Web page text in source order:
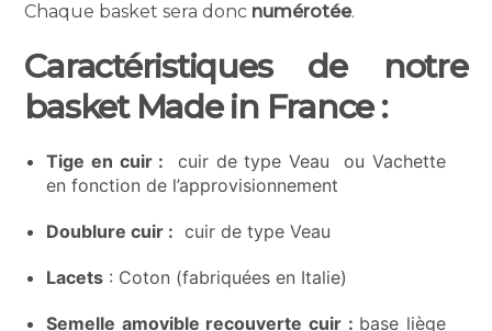
Chaque basket sera donc numérotée.
Caractéristiques de notre
basket Made in France :
Tige en cuir : cuir de type Veau ou Vachette
en fonction de l’approvisionnement
Doublure cuir : cuir de type Veau
Lacets : Coton (fabriquées en Italie)
Semelle amovible recouverte cuir : base liège